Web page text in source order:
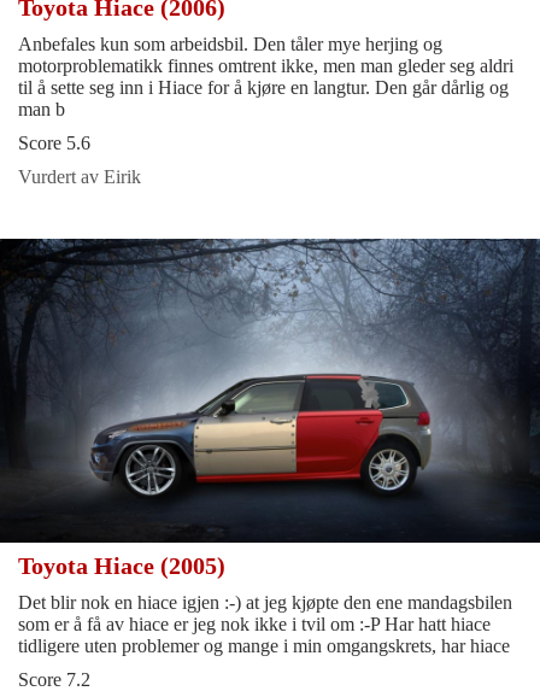
Toyota Hiace (2006)
Anbefales kun som arbeidsbil. Den tåler mye herjing og
motorproblematikk finnes omtrent ikke, men man gleder seg aldri
til å sette seg inn i Hiace for å kjøre en langtur. Den går dårlig og
man b
Score 5.6
Vurdert av Eirik
Toyota Hiace (2005)
Det blir nok en hiace igjen :-) at jeg kjøpte den ene mandagsbilen
som er å få av hiace er jeg nok ikke i tvil om :-P Har hatt hiace
tidligere uten problemer og mange i min omgangskrets, har hiace
Score 7.2